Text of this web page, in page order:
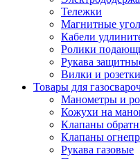
Тележки
Магнитные
Кабели
Ролики
Рукава
Вилки и розетки
Товары для
Манометры и
Кожухи на
Клапаны
Клапаны
Рукава газовые